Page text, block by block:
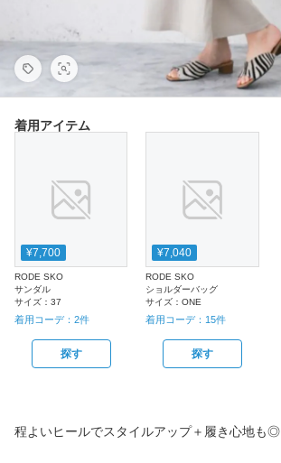
着用アイテム
¥7,700
RODE SKO
サンダル
サイズ： 37
着用コーデ： 2件
探す
¥7,040
RODE SKO
ショルダーバッグ
サイズ：ONE
着用コーデ： 15件
探す
程よいヒールでスタイルアップ＋履き心地も◎